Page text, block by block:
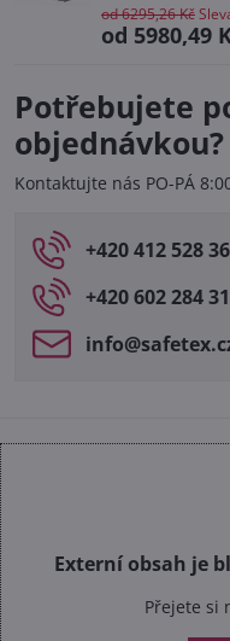
od 5980,49
od 6295,26 Kč
Potřebujete
objednávkou?
Kontaktujte nás PO-PÁ
+420 412 528
+420 602 284
Externí obsah je
Přejete si